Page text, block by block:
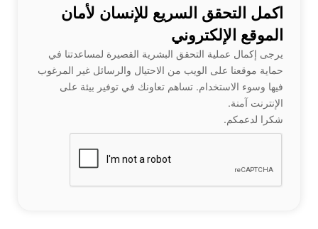
اكمل التحقق السريع للإنسان لأمان
الموقع الإلكتروني
يرجى إكمال عملية التحقق البشرية القصيرة لمساعدتنا في
حماية موقعنا على الويب من الاحتيال والرسائل غير المرغوب
فيها وسوء الاستخدام. تساهم تعاونك في توفير بيئة على
الإنترنت آمنة.
شكرا لدعمكم.